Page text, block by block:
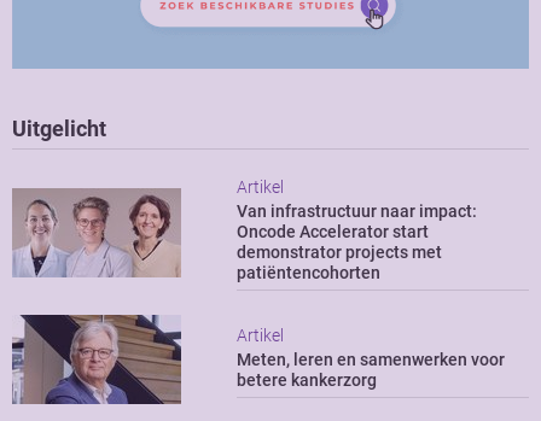
Uitgelicht
Artikel
Van infrastructuur naar impact:
Oncode Accelerator start
demonstrator projects met
patiëntencohorten
Artikel
Meten, leren en samenwerken voor
betere kankerzorg